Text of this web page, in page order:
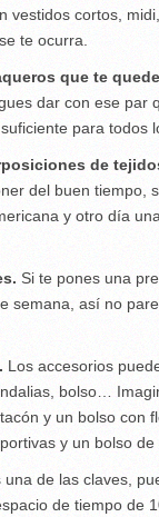
vestidos cortos,
te ocurra.
que te
dar con ese par
para todos
de
del buen tiempo,
y otro día
Si te pones una
semana, así no
Los accesorios
bolso…
y un bolso con
y un bolso
una de las claves,
de tiempo de